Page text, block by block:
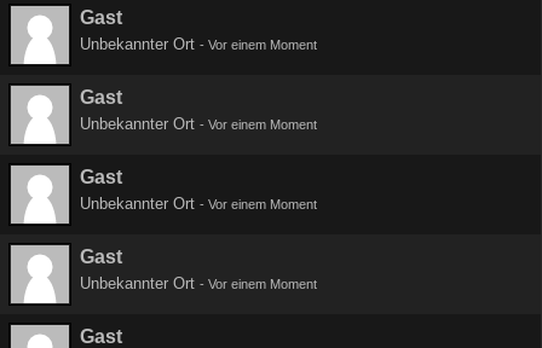
Gast
Unbekannter Ort - Vor einem Moment
Gast
Unbekannter Ort - Vor einem Moment
Gast
Unbekannter Ort - Vor einem Moment
Gast
Unbekannter Ort - Vor einem Moment
Gast